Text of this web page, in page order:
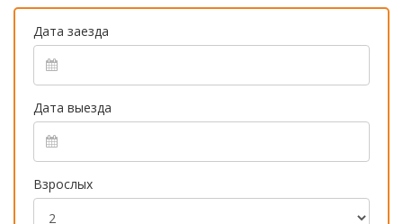
Дата заезда
Дата выезда
Взрослых